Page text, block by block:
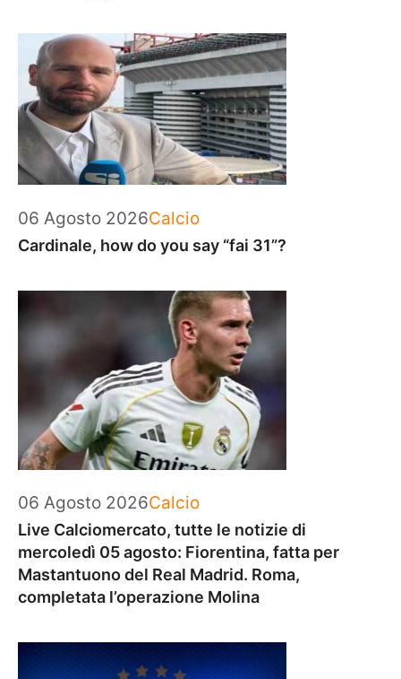
06 Agosto 2026Categorie
Calcio
Cardinale, how do you say “fai 31”?
06 Agosto 2026Categorie
Calcio
Live Calciomercato, tutte le notizie di
mercoledì 05 agosto: Fiorentina, fatta per
Mastantuono del Real Madrid. Roma,
completata l’operazione Molina